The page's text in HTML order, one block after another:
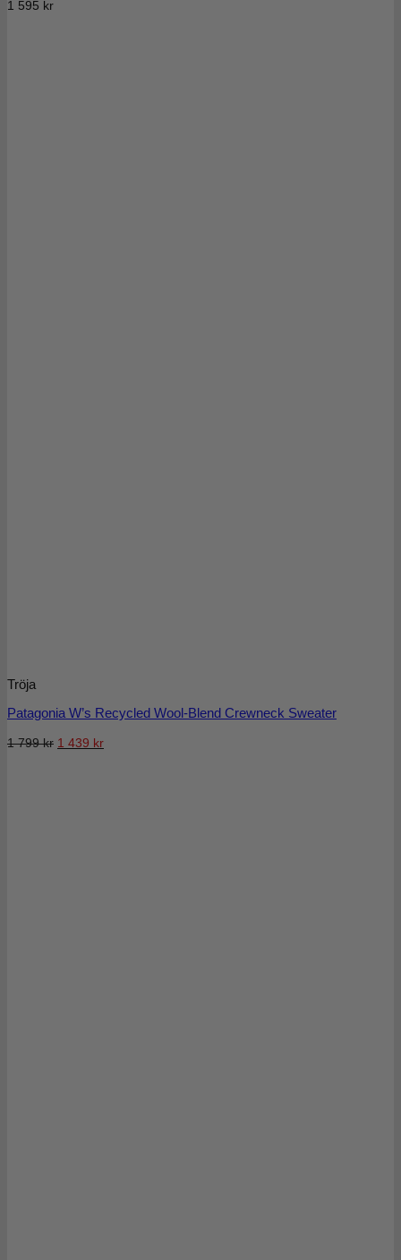
1 595 kr
Tröja
Patagonia W’s Recycled Wool-Blend Crewneck Sweater
1 799kr Det
1 439 krDet